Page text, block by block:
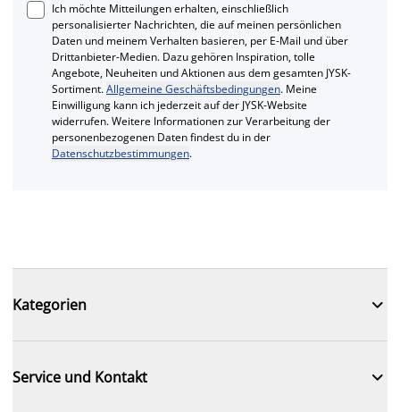
Ich möchte Mitteilungen erhalten, einschließlich
personalisierter Nachrichten, die auf meinen persönlichen
Daten und meinem Verhalten basieren, per E-Mail und über
Drittanbieter-Medien. Dazu gehören Inspiration, tolle
Angebote, Neuheiten und Aktionen aus dem gesamten JYSK-
Sortiment.Allgemeine Geschäftsbedingungen. Meine
Einwilligung kann ich jederzeit auf der JYSK-Website
widerrufen. Weitere Informationen zur Verarbeitung der
personenbezogenen Daten findest du in der
Datenschutzbestimmungen.
Kategorien 
Service und Kontakt 